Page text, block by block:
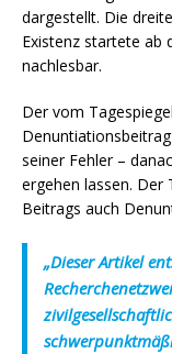
dargestellt. Die
Existenz startete ab
nachlesbar.
Der vom
seiner Fehler –
ergehen lassen. Der
Beitrags auch
„Dieser Artikel